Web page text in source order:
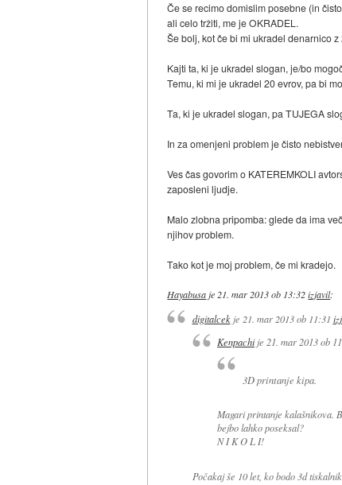
Če se recimo domislim posebne (in
ali celo tržiti, me je OKRADEL.
Še bolj, kot če bi mi ukradel denarnico
Kajti ta, ki je ukradel slogan, je/bo
Temu, ki mi je ukradel 20 evrov, pa bi
Ta, ki je ukradel slogan, pa TUJEGA
In za omenjeni problem je čisto
Ves čas govorim o KATEREMKOLI
zaposleni ljudje.
Malo zlobna pripomba: glede da ima
njihov problem.
Tako kot je moj problem, če mi kradejo.
Hayabusaje21. mar 2013 ob 13:32 izjavil:
digitalcekje 21. mar 2013 ob 11:31
Kenpachije 21. mar 2013 ob
3D printanje kipa.
Magari printanje kalašnikova.
bejbo lahko poseksal?
N I K O L I!
Počakaj še 10 let, ko bodo 3d